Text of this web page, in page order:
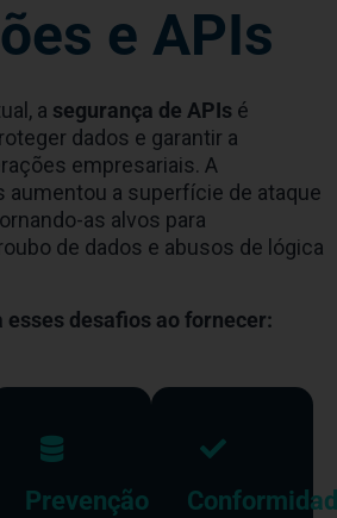
e APIs
a segurança de APIs é
dados e garantir a
empresariais. A
aumentou a superfície de ataque
as alvos para
de dados e abusos de lógica
esses desafios ao fornecer:
Prevenção